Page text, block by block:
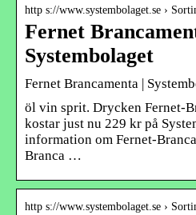
http s://www.systembolaget.se ›
Fernet
Systembolaget
Fernet Brancamenta |
öl vin sprit. Drycken Fernet-
kostar just nu 229 kr på
information om Fernet-
Branca …
http s://www.systembolaget.se ›